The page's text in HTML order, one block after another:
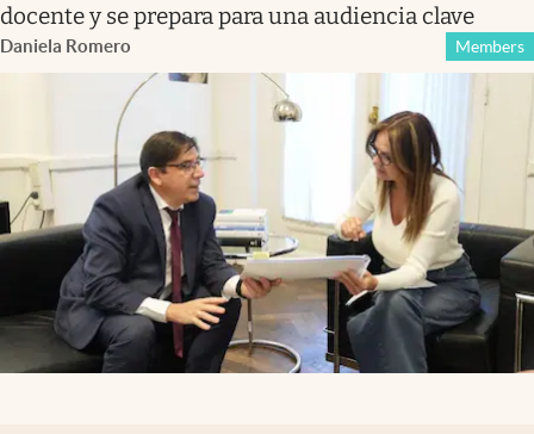
docente y se prepara para una audiencia clave
Daniela Romero Members